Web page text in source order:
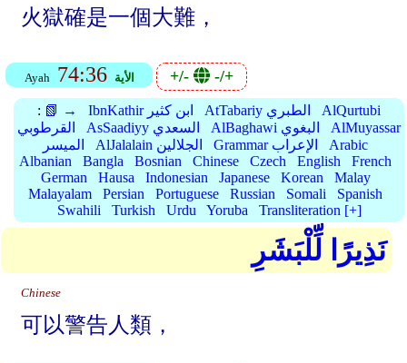
火獄確是一個大難，
Ayah 74:36 الأية +/- -/+
: 📗 → IbnKathir ابن كثير AtTabariy الطبري
AlQurtubi
القرطوبي
AsSaadiyy السعدي AlBaghawi البغوي
AlMuyassar
الميسر
AlJalalain الجلالين Grammar الإعراب
Arabic
Albanian
Bangla Bosnian Chinese Czech English
French
German
Hausa Indonesian Japanese Korean
Malay
Malayalam
Persian Portuguese Russian Somali
Spanish
Swahili
Turkish Urdu Yoruba Transliteration [+]
نَذِيرًا لِّلْبَشَرِ
Chinese
可以警告人類，